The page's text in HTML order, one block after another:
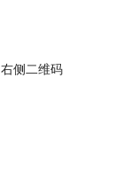
侧二维码